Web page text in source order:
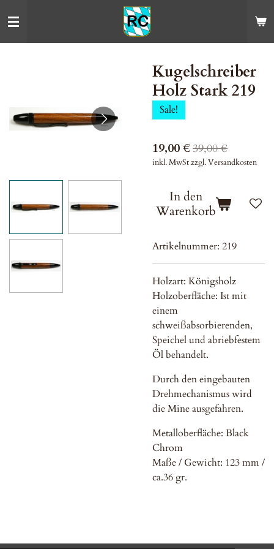
Hauptinhalt
springen
Kugelschreiber
Holz Stark 219
Sale!
19,00 €39,00 €
inkl. MwSt zzgl. Versandkosten
In den
Warenkorb
Artikelnummer: 219
Holzart: Königsholz
Holzoberfläche: Ist mit
einem
schweißabsorbierenden,
Speichel und abriebfestem
Öl behandelt.
Durch den eingebauten
Drehmechanismus wird
die Mine ausgefahren.
Metalloberfläche: Black
Chrom
Maße / Gewicht: 123 mm /
ca.36 gr.